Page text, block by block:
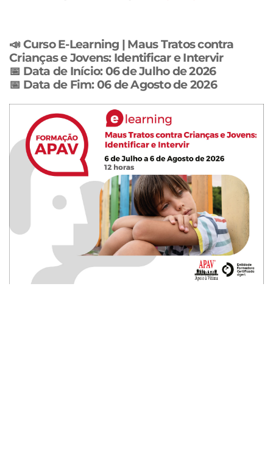
📣Curso E-Learning | Maus Tratos contra
Crianças e Jovens: Identificar e Intervir
📅 Data de Início: 06 de Julho de 2026
📅 Data de Fim: 06 de Agosto de 2026